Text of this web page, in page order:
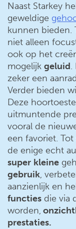
Naast Starkey
geweldige
kunnen bieden.
niet alleen
ook op het
mogelijk geluid.
zeker een
Verder bieden
Deze
uitmuntende
vooral de
een favoriet.
de enige echt
super kleine
gebruik,
aanzienlijk en
functies die via
worden,
prestaties.